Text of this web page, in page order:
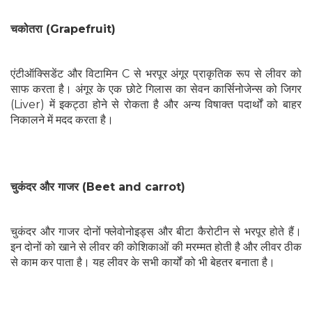
चकोतरा (Grapefruit)
एंटीऑक्सिडेंट और विटामिन C से भरपूर अंगूर प्राकृतिक रूप से लीवर को
साफ करता है। अंगूर के एक छोटे गिलास का सेवन कार्सिनोजेन्स को जिगर
(Liver) में इकट्ठा होने से रोकता है और अन्य विषाक्त पदार्थों को बाहर
निकालने में मदद करता है।
चुकंदर और गाजर (Beet and carrot)
चुकंदर और गाजर दोनों फ्लेवोनोइड्स और बीटा कैरोटीन से भरपूर होते हैं।
इन दोनों को खाने से लीवर की कोशिकाओं की मरम्मत होती है और लीवर ठीक
से काम कर पाता है। यह लीवर के सभी कार्यों को भी बेहतर बनाता है।